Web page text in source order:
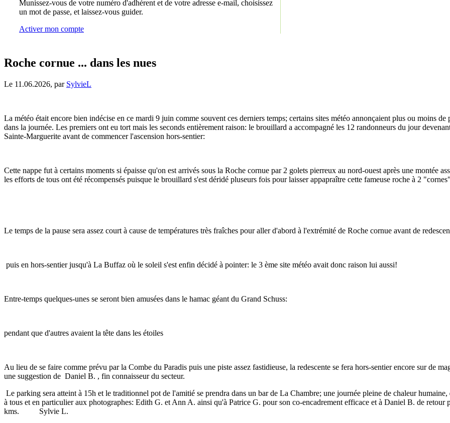
Munissez-vous de votre numéro d'adhérent et de votre adresse e-mail, choisissez
un mot de passe, et laissez-vous guider.
Activer mon compte
Roche cornue ... dans les nues
Le 11.06.2026, par SylvieL
La météo était encore bien indécise en ce mardi 9 juin comme souvent ces derniers temps; certains sites météo annonçaient plus ou moins
dans la journée. Les premiers ont eu tort mais les seconds entièrement raison: le brouillard a accompagné les 12 randonneurs du jour
Sainte-Marguerite avant de commencer l'ascension hors-sentier:
Cette nappe fut à certains moments si épaisse qu'on est arrivés sous la Roche cornue par 2 golets pierreux au nord-ouest après une montée
les efforts de tous ont été récompensés puisque le brouillard s'est déridé pluseurs fois pour laisser appapraître cette fameuse roche à 2
Le temps de la pause sera assez court à cause de températures très fraîches pour aller d'abord à l'extrémité de Roche cornue avant de
puis en hors-sentier jusqu'à La Buffaz où le soleil s'est enfin décidé à pointer: le 3 ème site météo avait donc raison lui aussi!
Entre-temps quelques-unes se seront bien amusées dans le hamac géant du Grand Schuss:
pendant que d'autres avaient la tête dans les étoiles
Au lieu de se faire comme prévu par la Combe du Paradis puis une piste assez fastidieuse, la redescente se fera hors-sentier encore sur de
une suggestion de Daniel B. , fin connaisseur du secteur.
Le parking sera atteint à 15h et le traditionnel pot de l'amitié se prendra dans un bar de La Chambre; une journée pleine de chaleur
à tous et en particulier aux photographes: Edith G. et Ann A. ainsi qu'à Patrice G. pour son co-encadrement efficace et à Daniel B. de retour
kms. Sylvie L.